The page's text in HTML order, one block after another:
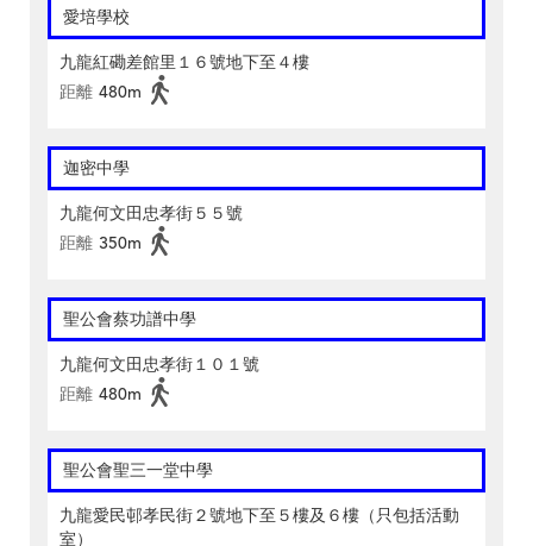
愛培學校
九龍紅磡差館里１６號地下至４樓
距離 480m
迦密中學
九龍何文田忠孝街５５號
距離 350m
聖公會蔡功譜中學
九龍何文田忠孝街１０１號
距離 480m
聖公會聖三一堂中學
九龍愛民邨孝民街２號地下至５樓及６樓（只包括活動
室）